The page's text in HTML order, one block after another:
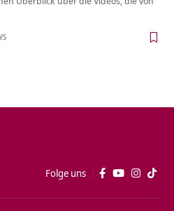
Folge uns